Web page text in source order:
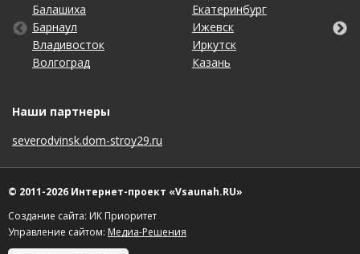
Балашиха
Барнаул
Владивосток
Волгоград
Екатеринбург
Ижевск
Иркутск
Казань
Кемерово
Киров
Краснодар
Красноярск
Махачкала
Москва
Набережные Челны
Нижний Новгород
Омск
Оренбург
Пенза
Пермь
Рязань
Самара
Санкт-Петербург
Саратов
Тольятти
Томск
Тула
Тюмень
Уфа
Хабаровск
Чебоксары
Челябинск
Наши партнеры
severodvinsk.dom-stroy29.ru
© 2011-2026 Интернет-проект «Vsaunah.RU»
Создание сайта: ИК Приоритет
Управление сайтом: Медиа-Решения